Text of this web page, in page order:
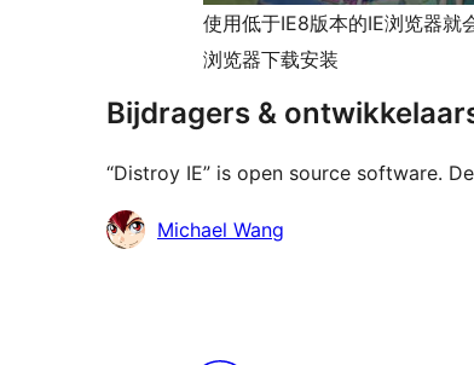
使用低于IE8版本的IE浏览器就
浏览器下载安装
Bijdragers &
“Distroy IE” is open source software.
BijdragersMichael Wang